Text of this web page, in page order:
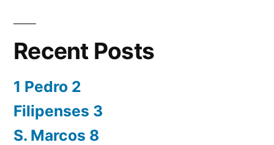
Recent Posts
1 Pedro 2
Filipenses 3
S. Marcos 8